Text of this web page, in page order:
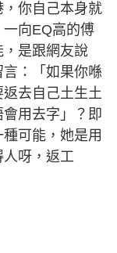
你自己本身就
向EQ高的傅
是跟網友說
：「如果你喺
去自己土生土
用去字」？即
可能，她是用
呀，返工